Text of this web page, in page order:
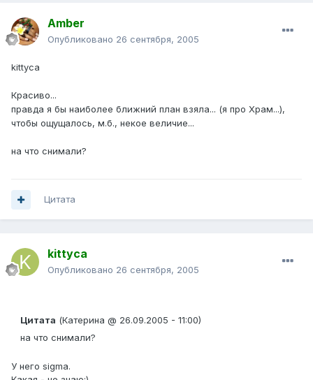
Amber
Опубликовано 26 сентября, 2005
kittyca
Красиво...
правда я бы наиболее ближний план взяла... (я про Храм...),
чтобы ощущалось, м.б., некое величие...
на что снимали?
Цитата
kittyca
Опубликовано 26 сентября, 2005
Цитата (Катерина @ 26.09.2005 - 11:00)
на что снимали?
У него sigma.